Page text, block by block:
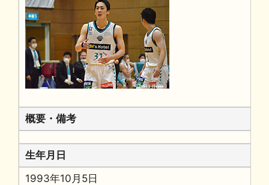
概要・備考
生年月日
1993年10月5日